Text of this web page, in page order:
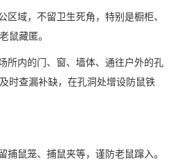
域，不留卫生死角，特别是橱柜、
鼠藏匿。
所内的门、窗、墙体、通往户外的孔
时查漏补缺，在孔洞处增设防鼠铁
鼠笼、捕鼠夹等，谨防老鼠蹿入。